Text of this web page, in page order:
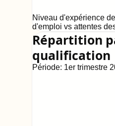
Niveau d'expérience
d'emploi vs attentes
Répartition
qualification
Période: 1er trimestre